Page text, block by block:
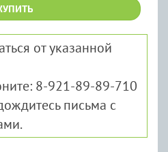
от указанной
8-921-89-89-710
письма с